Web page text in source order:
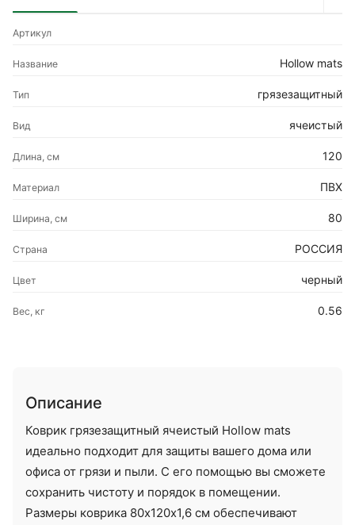
Артикул
Название Hollow mats
Тип грязезащитный
Вид ячеистый
Длина, см 120
Материал ПВХ
Ширина, см 80
Страна РОССИЯ
Цвет черный
Вес, кг 0.56
Описание
Коврик грязезащитный ячеистый Hollow mats
идеально подходит для защиты вашего дома или
офиса от грязи и пыли. С его помощью вы сможете
сохранить чистоту и порядок в помещении.
Размеры коврика 80х120х1,6 см обеспечивают